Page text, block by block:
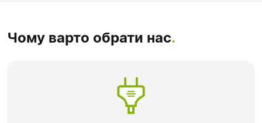
Чому варто обрати нас.